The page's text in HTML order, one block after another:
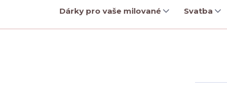
Dárky pro vaše milované Svatba